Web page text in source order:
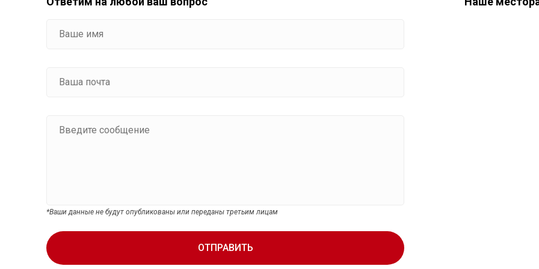
*Ваши данные не будут опубликованы или переданы третьим лицам
ОТПРАВИТЬ